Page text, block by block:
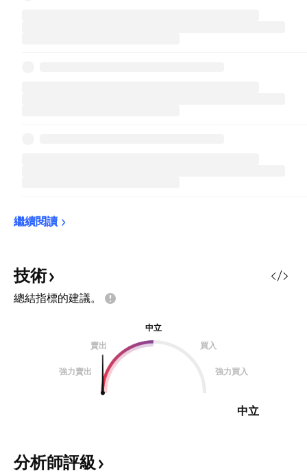
繼續閱讀
技術
總結指標的建議。
中立
賣出
買入
強力賣出 強力買入
中立
分析師評級